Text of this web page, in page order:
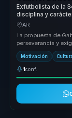
Exfutbolista de la
disciplina y
equipos.
AR
La propuesta de
perseverancia y
aplicable al
Motivación
1conf.